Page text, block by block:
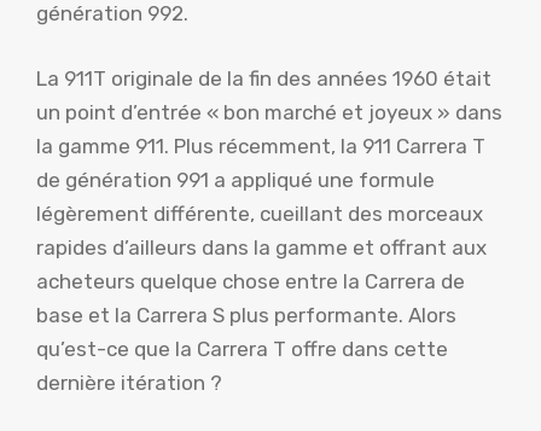
génération 992.
La 911T originale de la fin des années 1960 était
un point d’entrée « bon marché et joyeux » dans
la gamme 911. Plus récemment, la 911 Carrera T
de génération 991 a appliqué une formule
légèrement différente, cueillant des morceaux
rapides d’ailleurs dans la gamme et offrant aux
acheteurs quelque chose entre la Carrera de
base et la Carrera S plus performante. Alors
qu’est-ce que la Carrera T offre dans cette
dernière itération ?